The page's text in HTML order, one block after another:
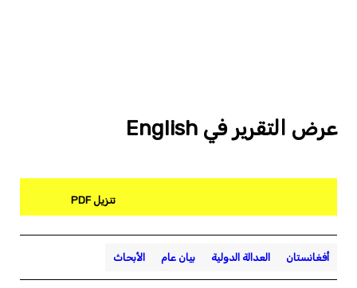
عرض التقرير في English
تنزيل PDF
أفغانستان العدالة الدولية بيان عام الأبحاث